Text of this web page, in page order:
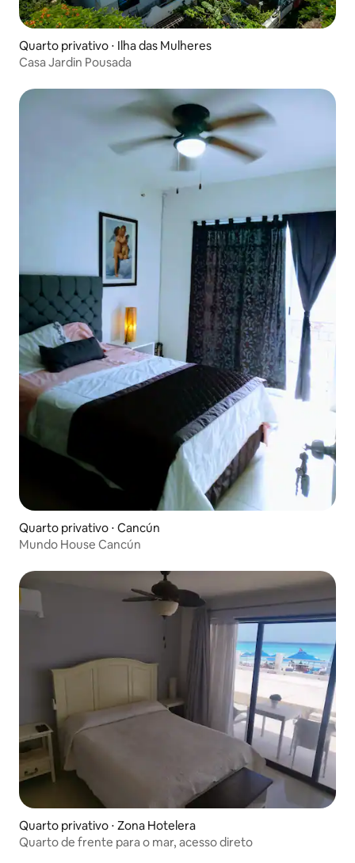
Quarto privativo ⋅ Ilha das Mulheres
Casa Jardin Pousada
Quarto privativo ⋅ Cancún
Mundo House Cancún
Quarto privativo ⋅ Zona Hotelera
Quarto de frente para o mar, acesso direto